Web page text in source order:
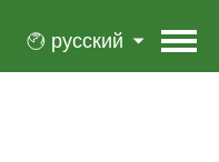
русский